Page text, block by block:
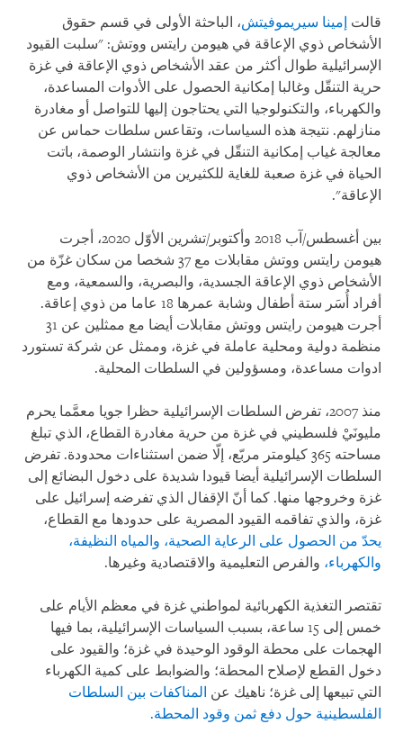
قالت إمينا سيريموفيتش، الباحثة الأولى في قسم حقوق
الأشخاص ذوي الإعاقة في هيومن رايتس ووتش: "سلبت القيود
الإسرائيلية طوال أكثر من عقد الأشخاص ذوي الإعاقة في غزة
حرية التنقّل وغالبا إمكانية الحصول على الأدوات المساعدة،
والكهرباء، والتكنولوجيا التي يحتاجون إليها للتواصل أو مغادرة
منازلهم. نتيجة هذه السياسات، وتقاعس سلطات حماس عن
معالجة غياب إمكانية التنقّل في غزة وانتشار الوصمة، باتت
الحياة في غزة صعبة للغاية للكثيرين من الأشخاص ذوي
الإعاقة".
بين أغسطس/آب 2018 وأكتوبر/تشرين الأوّل 2020، أجرت
هيومن رايتس ووتش مقابلات مع 37 شخصا من سكان غزّة من
الأشخاص ذوي الإعاقة الجسدية، والبصرية، والسمعية، ومع
أفراد أُسَر ستة أطفال وشابة عمرها 18 عاما من ذوي إعاقة.
أجرت هيومن رايتس ووتش مقابلات أيضا مع ممثلين عن 31
منظمة دولية ومحلية عاملة في غزة، وممثل عن شركة تستورد
ادوات مساعدة، ومسؤولين في السلطات المحلية.
منذ 2007، تفرض السلطات الإسرائيلية حظرا جويا معمَّما يحرم
مليونَيْ فلسطيني في غزة من حرية مغادرة القطاع، الذي تبلغ
مساحته 365 كيلومتر مربّع، إلّا ضمن استثناءات محدودة. تفرض
السلطات الإسرائيلية أيضا قيودا شديدة على دخول البضائع إلى
غزة وخروجها منها. كما أنّ الإقفال الذي تفرضه إسرائيل على
غزة، والذي تفاقمه القيود المصرية على حدودها مع القطاع،
يحدّ من الحصول على الرعاية الصحية، والمياه النظيفة،
والكهرباء، والفرص التعليمية والاقتصادية وغيرها.
تقتصر التغذية الكهربائية لمواطني غزة في معظم الأيام على
خمس إلى 15 ساعة، بسبب السياسات الإسرائيلية، بما فيها
الهجمات على محطة الوقود الوحيدة في غزة؛ والقيود على
دخول القطع لإصلاح المحطة؛ والضوابط على كمية الكهرباء
التي تبيعها إلى غزة؛ ناهيك عن المناكفات بين السلطات
الفلسطينية حول دفع ثمن وقود المحطة.